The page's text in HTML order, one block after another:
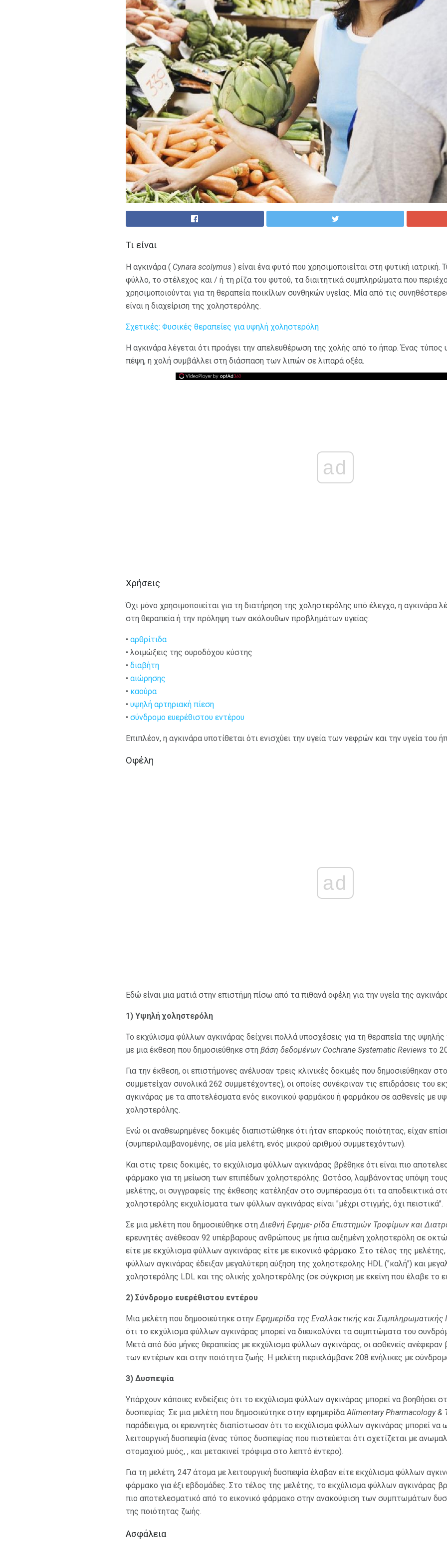
Τι είναι
Η αγκινάρα ( Cynara scolymus ) είναι ένα φυτό που χρησιμοποιείται στη φυτική ιατρική.
φύλλο, το στέλεχος και / ή τη ρίζα του φυτού, τα διαιτητικά συμπληρώματα που
χρησιμοποιούνται για τη θεραπεία ποικίλων συνθηκών υγείας. Μία από τις
είναι η διαχείριση της χοληστερόλης.
Σχετικές: Φυσικές θεραπείες για υψηλή χοληστερόλη
Η αγκινάρα λέγεται ότι προάγει την απελευθέρωση της χολής από το ήπαρ. Ένας τύπος
πέψη, η χολή συμβάλλει στη διάσπαση των λιπών σε λιπαρά οξέα.
ad
Χρήσεις
Όχι μόνο χρησιμοποιείται για τη διατήρηση της χοληστερόλης υπό έλεγχο, η αγκινάρα
στη θεραπεία ή την πρόληψη των ακόλουθων προβλημάτων υγείας:
• αρθρίτιδα
• λοιμώξεις της ουροδόχου κύστης
• διαβήτη
• αιώρησης
• καούρα
• υψηλή αρτηριακή πίεση
• σύνδρομο ευερέθιστου εντέρου
Επιπλέον, η αγκινάρα υποτίθεται ότι ενισχύει την υγεία των νεφρών και την υγεία του
Οφέλη
ad
Εδώ είναι μια ματιά στην επιστήμη πίσω από τα πιθανά οφέλη για την υγεία της
1) Υψηλή χοληστερόλη
Το εκχύλισμα φύλλων αγκινάρας δείχνει πολλά υποσχέσεις για τη θεραπεία της
με μια έκθεση που δημοσιεύθηκε στη βάση δεδομένων Cochrane Systematic Reviews το
Για την έκθεση, οι επιστήμονες ανέλυσαν τρεις κλινικές δοκιμές που δημοσιεύθηκαν
συμμετείχαν συνολικά 262 συμμετέχοντες), οι οποίες συνέκριναν τις επιδράσεις του
αγκινάρας με τα αποτελέσματα ενός εικονικού φαρμάκου ή φαρμάκου σε ασθενείς με
χοληστερόλης.
Ενώ οι αναθεωρημένες δοκιμές διαπιστώθηκε ότι ήταν επαρκούς ποιότητας, είχαν
(συμπεριλαμβανομένης, σε μία μελέτη, ενός μικρού αριθμού συμμετεχόντων).
Και στις τρεις δοκιμές, το εκχύλισμα φύλλων αγκινάρας βρέθηκε ότι είναι πιο
φάρμακο για τη μείωση των επιπέδων χοληστερόλης. Ωστόσο, λαμβάνοντας υπόψη
μελέτης, οι συγγραφείς της έκθεσης κατέληξαν στο συμπέρασμα ότι τα αποδεικτικά
χοληστερόλης εκχυλίσματα των φύλλων αγκινάρας είναι "μέχρι στιγμής, όχι πειστικά".
Σε μια μελέτη που δημοσιεύθηκε στηΔιεθνή Εφημε- ρίδα Επιστημών Τροφίμων και
ερευνητές ανέθεσαν 92 υπέρβαρους ανθρώπους με ήπια αυξημένη χοληστερόλη σε
είτε με εκχύλισμα φύλλων αγκινάρας είτε με εικονικό φάρμακο. Στο τέλος της
φύλλων αγκινάρας έδειξαν μεγαλύτερη αύξηση της χοληστερόλης HDL ("καλή") και
χοληστερόλης LDL και της ολικής χοληστερόλης (σε σύγκριση με εκείνη που έλαβε το
2) Σύνδρομο ευερέθιστου εντέρου
Μια μελέτη που δημοσιεύτηκε στην Εφημερίδα της Εναλλακτικής και Συμπληρωματικής
ότι το εκχύλισμα φύλλων αγκινάρας μπορεί να διευκολύνει τα συμπτώματα του
Μετά από δύο μήνες θεραπείας με εκχύλισμα φύλλων αγκινάρας, οι ασθενείς ανέφεραν
των εντέρων και στην ποιότητα ζωής. Η μελέτη περιελάμβανε 208 ενήλικες με
3) Δυσπεψία
Υπάρχουν κάποιες ενδείξεις ότι το εκχύλισμα φύλλων αγκινάρας μπορεί να βοηθήσει
δυσπεψίας. Σε μια μελέτη που δημοσιεύτηκε στην εφημερίδαAlimentary Pharmacology &
παράδειγμα, οι ερευνητές διαπίστωσαν ότι το εκχύλισμα φύλλων αγκινάρας μπορεί να
λειτουργική δυσπεψία (ένας τύπος δυσπεψίας που πιστεύεται ότι σχετίζεται με
στομαχιού μυός, , και μετακινεί τρόφιμα στο λεπτό έντερο).
Για τη μελέτη, 247 άτομα με λειτουργική δυσπεψία έλαβαν είτε εκχύλισμα φύλλων
φάρμακο για έξι εβδομάδες. Στο τέλος της μελέτης, το εκχύλισμα φύλλων αγκινάρας
πιο αποτελεσματικό από το εικονικό φάρμακο στην ανακούφιση των συμπτωμάτων
της ποιότητας ζωής.
Ασφάλεια